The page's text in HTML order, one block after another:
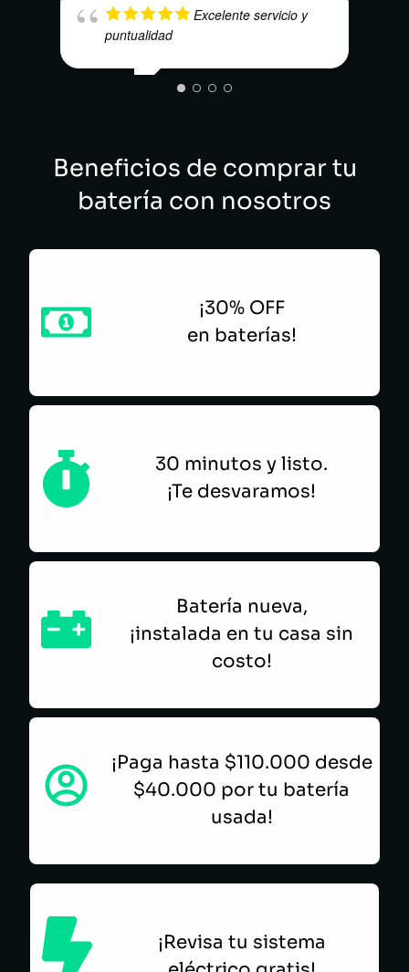
Excelente servicio y
puntualidad
Beneficios de comprar tu
batería con nosotros
¡30% OFF
en baterías!
30 minutos y listo.
¡Te desvaramos!
Batería nueva,
¡instalada en tu casa sin
costo!
¡Paga hasta $110.000 desde
$40.000 por tu batería
usada!
¡Revisa tu sistema